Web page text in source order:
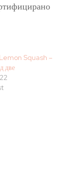
Squash –
две